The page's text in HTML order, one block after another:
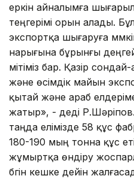
еркін айналымға
теңгерімі орын алады. Бұл
экспортқа шығаруға
нарығына бұрынғы
үмітіміз бар. Қазір
және өсімдік майын
қытай және араб
жатыр», - деді Р.Шәріпов.
таңда елімізде 58 құс
180-190 мың тонна құс
жұмыртқа өндіру
бүгін кешке дейін